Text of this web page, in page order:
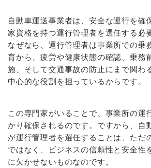
自動車運送事業者は、安全な運行を確
家資格を持つ運行管理者を選任する必
なぜなら、運行管理者は事業所での乗
育から、疲労や健康状態の確認、乗務
施、そして交通事故の防止にまで関わ
中心的な役割を担っているからです。
この専門家がいることで、事業所の運
かり確保されるのです。ですから、自
が運行管理者を選任することは、ただ
ではなく、ビジネスの信頼性と安全性
に欠かせないものなのです。